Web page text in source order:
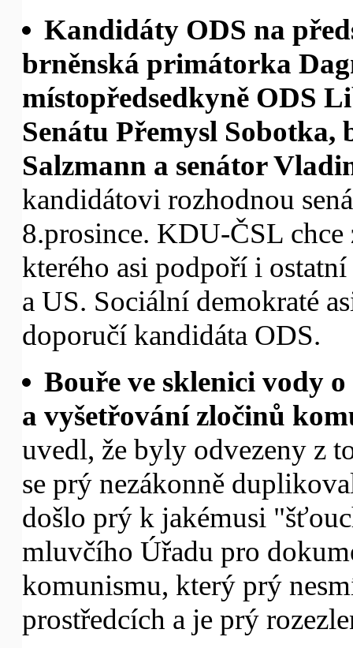
Kandidáty ODS na
brněnská primátorka
místopředsedkyně ODS
Senátu Přemysl
Salzmann a senátor
kandidátovi rozhodnou
8.prosince. KDU-ČSL
kterého asi podpoří i
a US. Sociální demokraté
doporučí kandidáta ODS.
Bouře ve sklenici vody
a vyšetřování zločinů
uvedl, že byly odvezeny z
se prý nezákonně
došlo prý k jakémusi
mluvčího Úřadu pro
komunismu, který prý
prostředcích a je prý